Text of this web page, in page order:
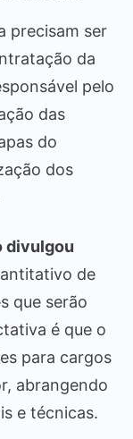
precisam ser
da
pelo
das
do
dos
divulgou
de
que serão
é que o
para cargos
abrangendo
e técnicas.